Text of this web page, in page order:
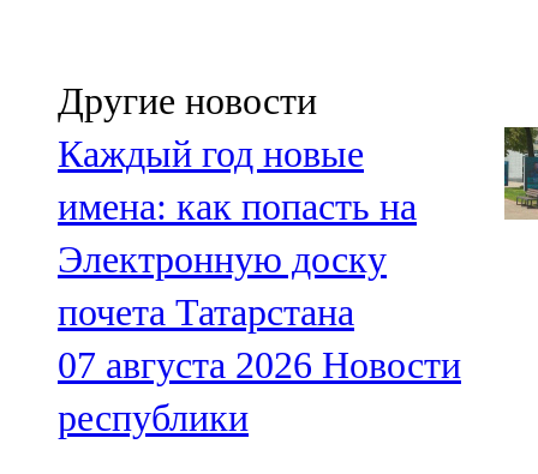
Другие новости
Каждый год новые
имена: как попасть на
Электронную доску
почета Татарстана
07 августа 2026 Новости
республики